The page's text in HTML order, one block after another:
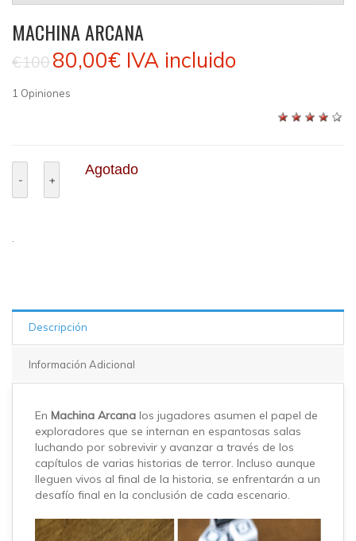
MACHINA ARCANA
€10080,00€ IVA incluido
1 Opiniones
Agotado
Descripción
Información Adicional
En Machina Arcana los jugadores asumen el papel de
exploradores que se internan en espantosas salas
luchando por sobrevivir y avanzar a través de los
capítulos de varias historias de terror. Incluso aunque
lleguen vivos al final de la historia, se enfrentarán a un
desafío final en la conclusión de cada escenario.